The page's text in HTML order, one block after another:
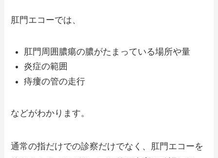
肛門エコーでは、
肛門周囲膿瘍の膿がたまっている場所や量
炎症の範囲
痔瘻の管の走行
などがわかります。
通常の指だけでの診察だけでなく、肛門エコーを